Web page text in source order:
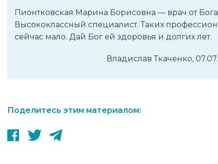
Пионтковская Марина Борисовна — врач от
Высококлассный специалист. Таких
сейчас мало. Дай Бог ей здоровья и долгих лет.
Владислав Ткаченко,
Поделитесь этим материалом: